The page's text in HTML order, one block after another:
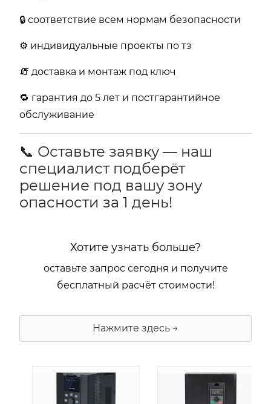
🔒 соответствие всем нормам безопасности
⚙️ индивидуальные проекты по тз
🧯 доставка и монтаж под ключ
🔁 гарантия до 5 лет и постгарантийное
обслуживание
📞 Оставьте заявку — наш
специалист подберёт
решение под вашу зону
опасности за 1 день!
Хотите узнать больше?
оставьте запрос сегодня и получите
бесплатный расчёт стоимости!
Нажмите здесь →